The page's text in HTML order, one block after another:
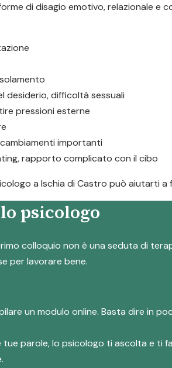
di disagio emotivo, relazionale e
desiderio, difficoltà sessuali
pressioni esterne
importanti
rapporto complicato con il cibo
a Ischia di Castro può aiutarti a
psicologo
colloquio non è una seduta di
per lavorare bene.
un modulo online. Basta dire in
parole, lo psicologo ti ascolta e ti